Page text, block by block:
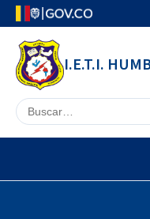
I.E.T.I.
Buscar en el sitio